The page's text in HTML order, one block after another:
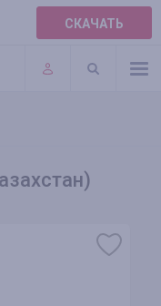
СКАЧАТЬ